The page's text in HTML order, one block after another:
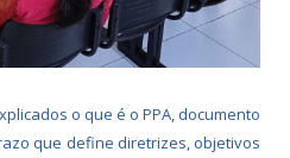
o que é o PPA, documento
que define diretrizes, objetivos